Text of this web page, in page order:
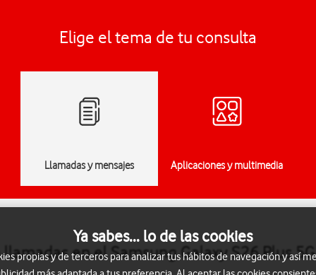
Elige el tema de tu consulta
Llamadas y mensajes Aplicaciones y multimedia
en el Samsung Galaxy S26 Plus
Ya sabes... lo de las cookies
propias y de terceros para analizar tus hábitos de navegación y así